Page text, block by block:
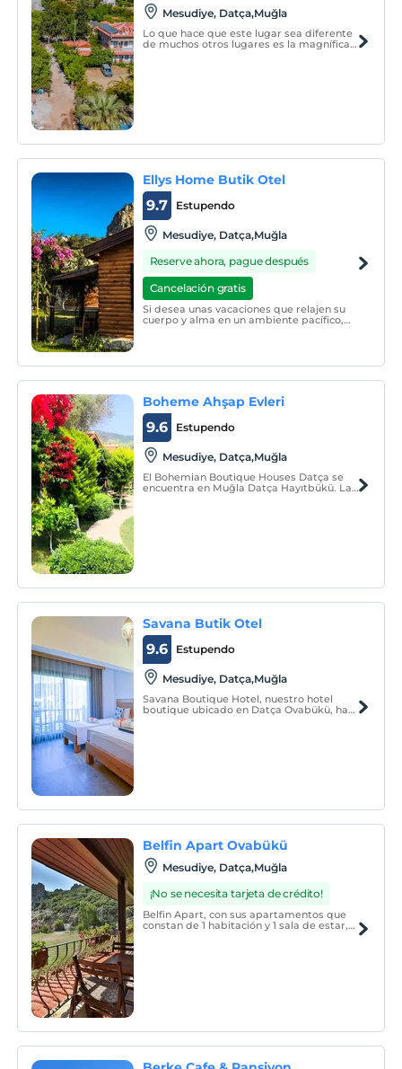
Mesudiye, Datça,Muğla
Lo que hace que este lugar sea diferente
de muchos otros lugares es la magnífica
Ellys Home Butik Otel
Estupendo
9.7
Mesudiye, Datça,Muğla
Reserve ahora, pague después
Cancelación gratis
Si desea unas vacaciones que relajen su
cuerpo y alma en un ambiente pacífico,
elección correcta.
Boheme Ahşap Evleri
Estupendo
9.6
Mesudiye, Datça,Muğla
El Bohemian Boutique Houses Datça se
encuentra en Muğla Datça Hayıtbükü. La
Savana Butik Otel
Estupendo
9.6
Mesudiye, Datça,Muğla
Savana Boutique Hotel, nuestro hotel
boutique ubicado en Datça Ovabükü, ha
Belfin Apart Ovabükü
Mesudiye, Datça,Muğla
¡No se necesita tarjeta de crédito!
Belfin Apart, con sus apartamentos que
constan de 1 habitación y 1 sala de estar,